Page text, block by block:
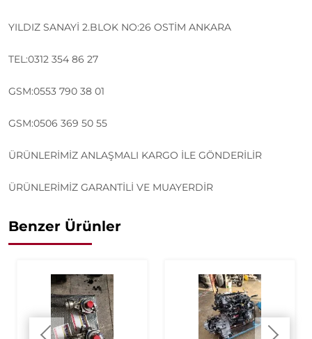
YILDIZ SANAYİ 2.BLOK NO:26 OSTİM ANKARA
TEL:0312 354 86 27
GSM:0553 790 38 01
GSM:0506 369 50 55
ÜRÜNLERİMİZ ANLAŞMALI KARGO İLE GÖNDERİLİR
ÜRÜNLERİMİZ GARANTİLİ VE MUAYERDİR
Benzer Ürünler